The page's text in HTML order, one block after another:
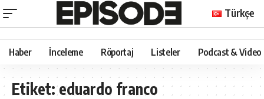
Türkçe
Haber İnceleme Röportaj Listeler Podcast & Video
Etiket:eduardo franco